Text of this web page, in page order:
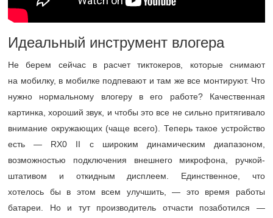
Идеальный инструмент влогера
Не берем сейчас в расчет тиктокеров, которые снимают
на мобилку, в мобилке подпевают и там же все монтируют. Что
нужно нормальному влогеру в его работе? Качественная
картинка, хороший звук, и чтобы это все не сильно притягивало
внимание окружающих (чаще всего). Теперь такое устройство
есть — RX0 II с широким динамическим диапазоном,
возможностью подключения внешнего микрофона, ручкой-
штативом и откидным дисплеем. Единственное, что
хотелось бы в этом всем улучшить, — это время работы
батареи. Но и тут производитель отчасти позаботился —